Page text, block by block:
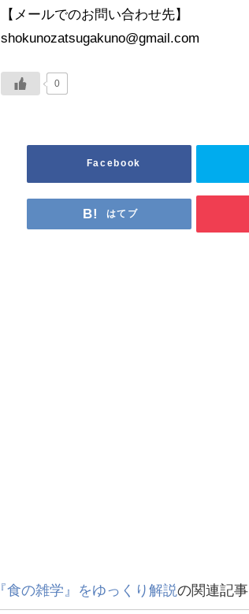
【メールでのお問い合わせ先】
shokunozatsugakuno@gmail.com
0
Facebook
はてブ
『食の雑学』をゆっくり解説の関連記事